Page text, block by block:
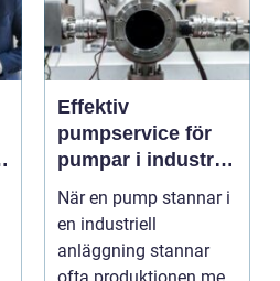
Effektiv
pumpservice för
pumpar i industrin
– så undviker du
kostsamma
driftstopp
När en pump stannar i
en industriell
anläggning stannar